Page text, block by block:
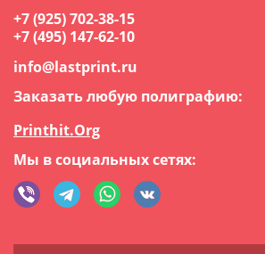
+7 (925) 702-38-15
+7 (495) 147-62-10
info@lastprint.ru
Заказать любую полиграфию:
Printhit.Org
Мы в социальных сетях: